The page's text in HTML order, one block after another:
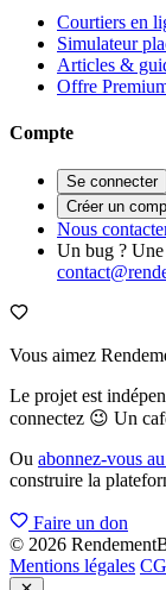
Courtiers en
Simulateur
Articles &
Offre
Compte
Se connecter
Créer un
Nous
Un bug ? Une
Vous aimez
Le projet est
connectez 😉 Un
Ou abonnez-vous
construire la
Faire un don
© 2026
Mentions légales